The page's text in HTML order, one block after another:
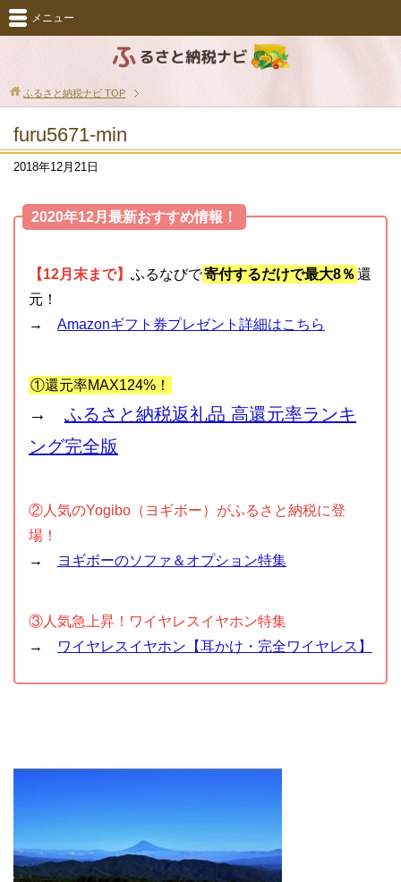
メニュー
ふるさと納税ナビ TOP
furu5671-min
2018年12月21日
2020年12月最新おすすめ情報！
【12月末まで】 ふるなびで寄付するだけで最大8％ 還
元！
→ Amazonギフト券プレゼント詳細はこちら
①還元率MAX124%！
→ ふるさと納税返礼品 高還元率ランキ
ング完全版
②人気のYogibo（ヨギボー）がふるさと納税に登
場！
→
ヨギボーのソファ＆オプション特集
③人気急上昇！ワイヤレスイヤホン特集
→
ワイヤレスイヤホン【耳かけ・完全ワイヤレス】